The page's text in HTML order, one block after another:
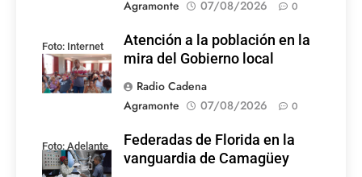
Agramonte
07/08/2026 0
Foto: Internet
Atención a la población en la
mira del Gobierno local
Radio Cadena
Agramonte
07/08/2026 0
Foto: Adelante
Federadas de Florida en la
vanguardia de Camagüey